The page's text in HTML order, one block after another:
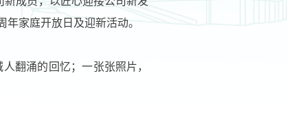
家庭开放日及迎新活动。
翻涌的回忆；一张张照片，